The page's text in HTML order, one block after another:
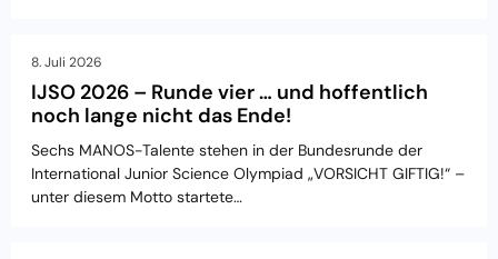
8. Juli 2026
IJSO 2026 – Runde vier … und hoffentlich
noch lange nicht das Ende!
Sechs MANOS-Talente stehen in der Bundesrunde der
International Junior Science Olympiad „VORSICHT GIFTIG!“ –
unter diesem Motto startete…